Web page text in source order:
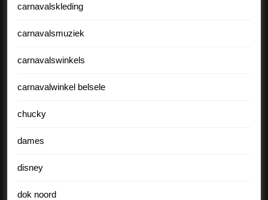
carnavalskleding
carnavalsmuziek
carnavalswinkels
carnavalwinkel belsele
chucky
dames
disney
dok noord